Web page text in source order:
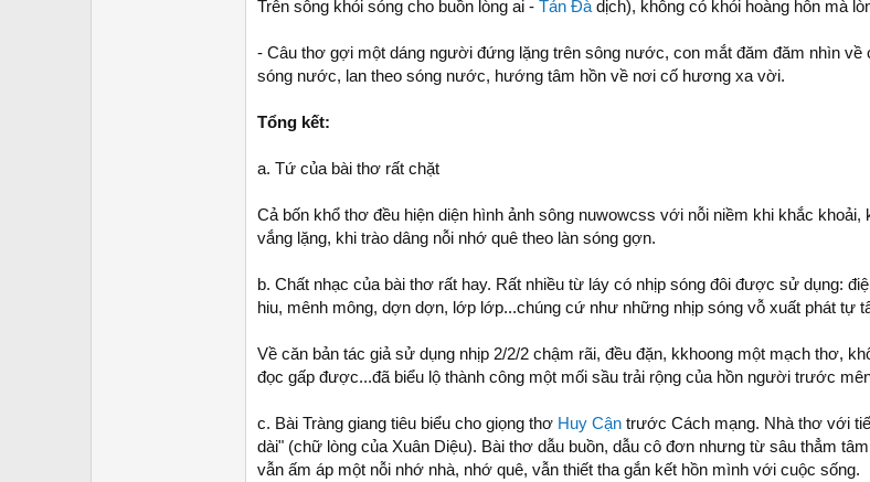
Trên sông khói sóng cho buồn lòng ai - Tản Đà dịch), không có khói hoàng hôn mà
- Câu thơ gợi một dáng người đứng lặng trên sông nước, con mắt đăm đăm nhìn về
sóng nước, lan theo sóng nước, hướng tâm hồn về nơi cố hương xa vời.
Tổng kết:
a. Tứ của bài thơ rất chặt
Cả bốn khổ thơ đều hiện diện hình ảnh sông nuwowcss với nỗi niềm khi khắc
vắng lặng, khi trào dâng nỗi nhớ quê theo làn sóng gợn.
b. Chất nhạc của bài thơ rất hay. Rất nhiều từ láy có nhịp sóng đôi được sử dụng:
hiu, mênh mông, dợn dợn, lớp lớp...chúng cứ như những nhịp sóng vỗ xuất phát tự
Về căn bản tác giả sử dụng nhịp 2/2/2 chậm rãi, đều đặn, kkhoong một mạch thơ,
đọc gấp được...đã biểu lộ thành công một mối sầu trải rộng của hồn người trước
c. Bài Tràng giang tiêu biểu cho giọng thơ Huy Cận trước Cách mạng. Nhà thơ với
dài" (chữ lòng của Xuân Diệu). Bài thơ dẫu buồn, dẫu cô đơn nhưng từ sâu thẳm
vẫn ấm áp một nỗi nhớ nhà, nhớ quê, vẫn thiết tha gắn kết hồn mình với cuộc sống.